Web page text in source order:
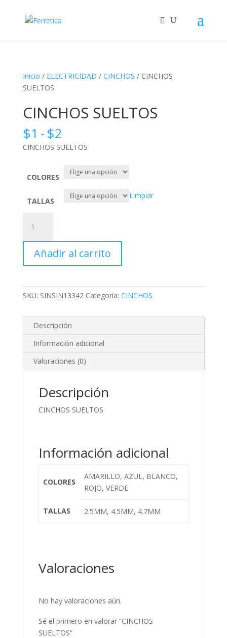
Inicio / ELECTRICIDAD / CINCHOS / CINCHOS
SUELTOS
CINCHOS SUELTOS
$1 -$2
de
precios:
desde
$1
hasta
$2
CINCHOS SUELTOS
COLORES
TALLAS
Limpiar
SUELTOS
cantidad
Añadir al carrito
SKU: SINSIN13342 Categoría: CINCHOS
Descripción
Información adicional
Valoraciones (0)
Descripción
CINCHOS SUELTOS
Información adicional
COLORES
AMARILLO, AZUL, BLANCO,
ROJO, VERDE
TALLAS 2.5MM, 4.5MM, 4.7MM
Valoraciones
No hay valoraciones aún.
Sé el primero en valorar “CINCHOS
SUELTOS”